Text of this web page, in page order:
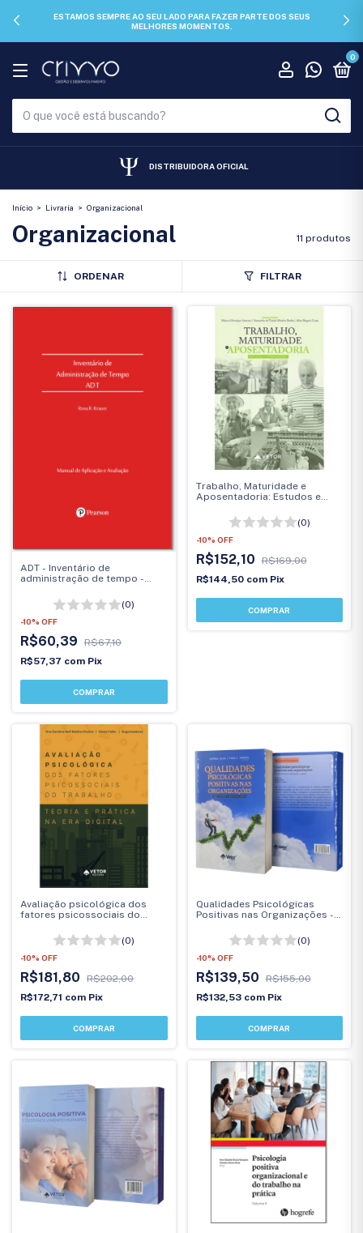
ESTAMOS SEMPRE AO SEU LADO PARA FAZER PARTE DOS SEUS
MELHORES MOMENTOS.
0
DISTRIBUIDORA OFICIAL
Início > Livraria > Organizacional
Organizacional 11 produtos
ORDENAR FILTRAR
ADT - Inventário de
administração de tempo -
(0)
-10% OFF
R$60,39
R$67,10
R$57,37 com Pix
Trabalho, Maturidade e
Aposentadoria: Estudos e
(0)
-10% OFF
R$152,10
R$169,00
R$144,50 com Pix
Avaliação psicológica dos
fatores psicossociais do
(0)
-10% OFF
R$181,80
R$202,00
R$172,71 com Pix
Qualidades Psicológicas
Positivas nas Organizações -
e Gestão
(0)
-10% OFF
R$139,50
R$155,00
R$132,53 com Pix